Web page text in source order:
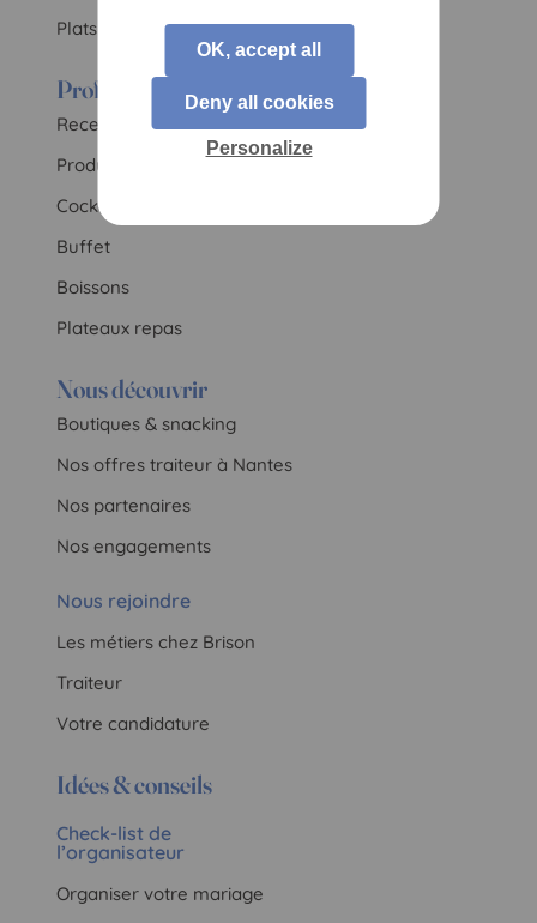
Plats de la semaine
Professionnels
Recettes traiteur
Produits star
Cocktail
Buffet
Boissons
Plateaux repas
Nous découvrir
Boutiques & snacking
Nos offres traiteur à Nantes
Nos partenaires
Nos engagements
Nous rejoindre
Les métiers chez Brison
Traiteur
Votre candidature
Idées & conseils
Check-list de
l’organisateur
Organiser votre mariage
OK, accept all
Deny all cookies
Personalize